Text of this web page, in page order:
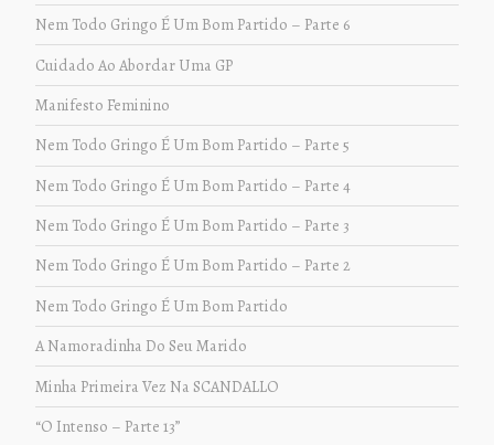
Nem Todo Gringo É Um Bom Partido – Parte 6
Cuidado Ao Abordar Uma GP
Manifesto Feminino
Nem Todo Gringo É Um Bom Partido – Parte 5
Nem Todo Gringo É Um Bom Partido – Parte 4
Nem Todo Gringo É Um Bom Partido – Parte 3
Nem Todo Gringo É Um Bom Partido – Parte 2
Nem Todo Gringo É Um Bom Partido
A Namoradinha Do Seu Marido
Minha Primeira Vez Na SCANDALLO
“O Intenso – Parte 13”